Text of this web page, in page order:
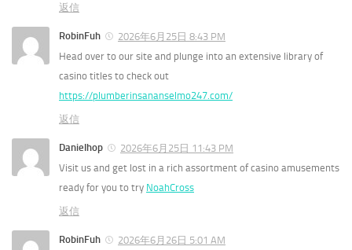
返信
RobinFuh
2026年6月25日 8:43 PM
Head over to our site and plunge into an extensive library of
casino titles to check out
https://plumberinsananselmo247.com/
返信
Danielhop
2026年6月25日 11:43 PM
Visit us and get lost in a rich assortment of casino amusements
ready for you to try NoahCross
返信
RobinFuh
2026年6月26日 5:01 AM